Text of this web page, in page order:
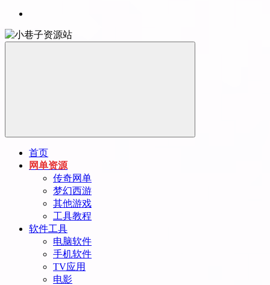
首页
网单资源
传奇网单
梦幻西游
其他游戏
工具教程
软件工具
电脑软件
手机软件
TV应用
电影